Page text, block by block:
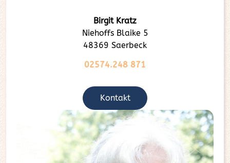
Birgit Kratz
Niehoffs Blaike 5
48369 Saerbeck
02574.248 871
Kontakt